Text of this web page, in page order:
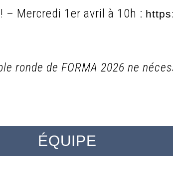
– Mercredi 1er avril à 10h :
ronde de FORMA 2026 ne
ÉQUIPE